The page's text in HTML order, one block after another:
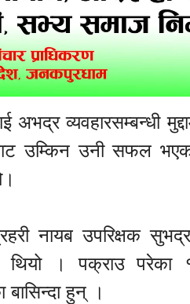
व्यवहारसम्बन्धी
उम्किन उनी सफल
नायब उपरिक्षक
। पक्राउ परेका
हुन् ।